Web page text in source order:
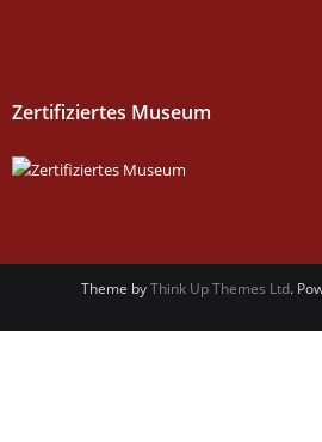
Zertifiziertes Museum
Theme byThink Up Themes Ltd.